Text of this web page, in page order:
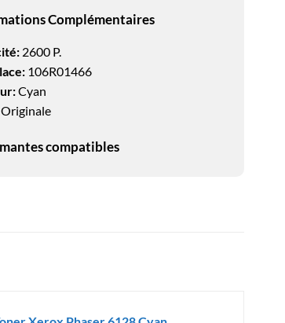
Complémentaires
2600 P.
106R01466
Cyan
Originale
compatibles